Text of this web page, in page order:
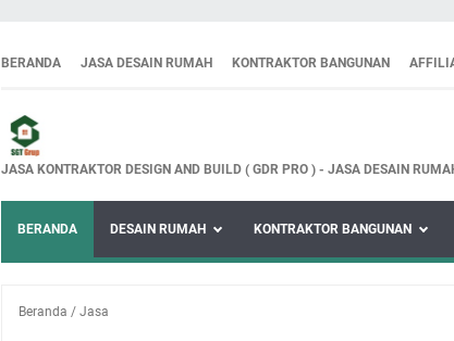
BERANDA JASA DESAIN RUMAH KONTRAKTOR BANGUNAN
JASA KONTRAKTOR DESIGN AND BUILD ( GDR PRO ) - JASA DESAIN
BERANDA DESAIN RUMAH KONTRAKTOR BANGUNAN
Beranda / Jasa